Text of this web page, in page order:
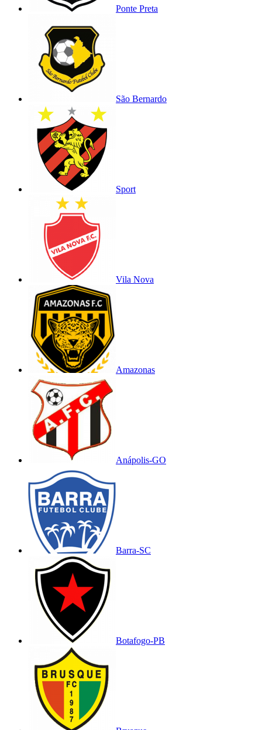
Ponte Preta
São Bernardo
Sport
Vila Nova
Amazonas
Anápolis-GO
Barra-SC
Botafogo-PB